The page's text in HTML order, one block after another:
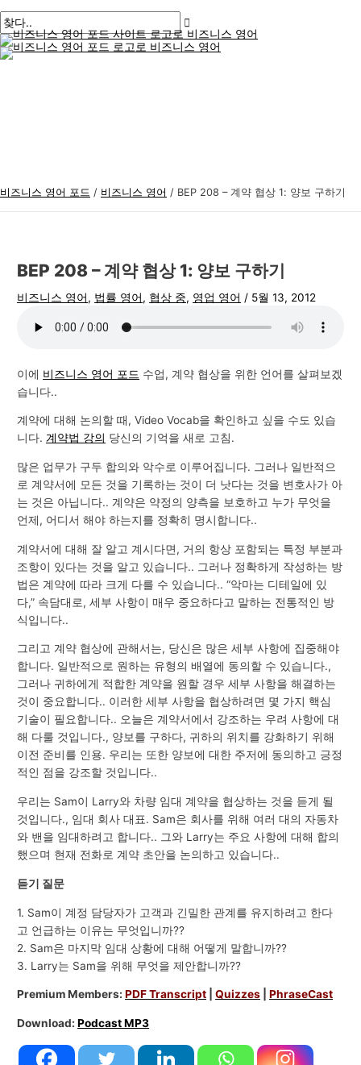
텐
츠
로
인
뉴
비즈니스 영어 포드 / 비즈니스 영어 / BEP 208 – 계약 협상 1: 양보 구하기
BEP 208 – 계약 협상 1: 양보 구하기
비즈니스 영어, 법률 영어, 협상 중, 영업 영어 / 5월 13, 2012
이에 비즈니스 영어 포드 수업, 계약 협상을 위한 언어를 살펴보겠
습니다..
계약에 대해 논의할 때, Video Vocab을 확인하고 싶을 수도 있습
니다.계약법 강의 당신의 기억을 새로 고침.
많은 업무가 구두 합의와 악수로 이루어집니다. 그러나 일반적으
로 계약서에 모든 것을 기록하는 것이 더 낫다는 것을 변호사가 아
는 것은 아닙니다.. 계약은 약정의 양측을 보호하고 누가 무엇을
언제, 어디서 해야 하는지를 정확히 명시합니다..
계약서에 대해 잘 알고 계시다면, 거의 항상 포함되는 특정 부분과
조항이 있다는 것을 알고 있습니다.. 그러나 정확하게 작성하는 방
법은 계약에 따라 크게 다를 수 있습니다.. “악마는 디테일에 있
다,” 속담대로, 세부 사항이 매우 중요하다고 말하는 전통적인 방
식입니다..
그리고 계약 협상에 관해서는, 당신은 많은 세부 사항에 집중해야
합니다. 일반적으로 원하는 유형의 배열에 동의할 수 있습니다.,
그러나 귀하에게 적합한 계약을 원할 경우 세부 사항을 해결하는
것이 중요합니다.. 이러한 세부 사항을 협상하려면 몇 가지 핵심
기술이 필요합니다.. 오늘은 계약서에서 강조하는 우려 ​​사항에 대
해 다룰 것입니다., 양보를 구하다, 귀하의 위치를 ​​강화하기 위해
이전 준비를 인용. 우리는 또한 양보에 대한 주저에 동의하고 긍정
적인 점을 강조할 것입니다..
우리는 Sam이 Larry와 차량 임대 계약을 협상하는 것을 듣게 될
것입니다., 임대 회사 대표. Sam은 회사를 위해 여러 대의 자동차
와 밴을 임대하려고 합니다.. 그와 Larry는 주요 사항에 대해 합의
했으며 현재 전화로 계약 초안을 논의하고 있습니다..
듣기 질문
1. Sam이 계정 담당자가 고객과 긴밀한 관계를 유지하려고 한다
고 언급하는 이유는 무엇입니까??
2. Sam은 마지막 임대 상황에 대해 어떻게 말합니까??
3. Larry는 Sam을 위해 무엇을 제안합니까??
Premium Members:PDF Transcript |Quizzes |PhraseCast
Download:Podcast MP3
시
물
탐
기
에
름
*
메
일
비
즈
니
검
색
: